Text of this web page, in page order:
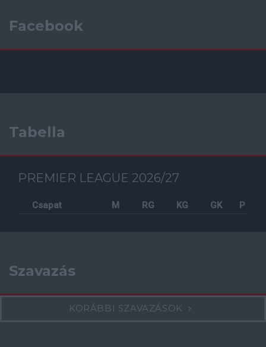
Facebook
Tabella
PREMIER LEAGUE 2026/27
Csapat M RG KG GK P
Szavazás
KORÁBBI SZAVAZÁSOK